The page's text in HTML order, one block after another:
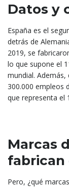
Datos y
España es el
detrás de
2019, se
lo que supone el
mundial.
300.000 empleos
que representa el
Marcas
fabrican
Pero, ¿qué